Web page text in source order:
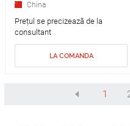
China
Prețul se precizează de la
consultant
LA COMANDA
1